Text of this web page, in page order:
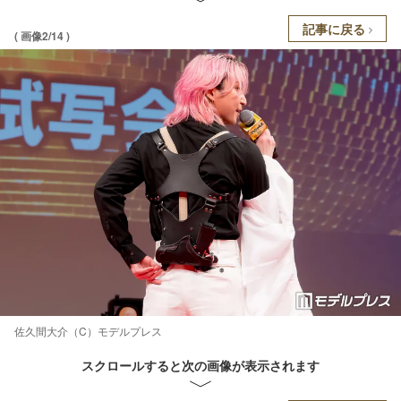
( 画像2/14 ) 記事に戻る
佐久間大介（C）モデルプレス
スクロールすると次の画像が表示されます